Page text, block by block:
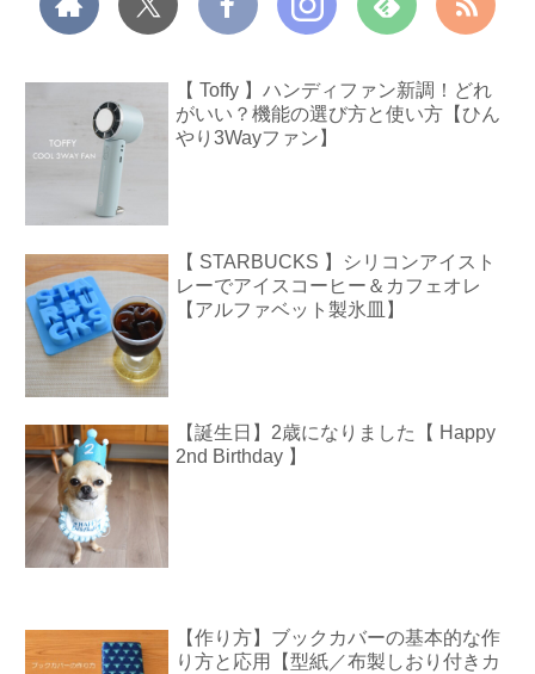
【 Toffy 】ハンディファン新調！どれ
がいい？機能の選び方と使い方【ひん
やり3Wayファン】
【 STARBUCKS 】シリコンアイスト
レーでアイスコーヒー＆カフェオレ
【アルファベット製氷皿】
【誕生日】2歳になりました【 Happy
2nd Birthday 】
【作り方】ブックカバーの基本的な作
り方と応用【型紙／布製しおり付きカ